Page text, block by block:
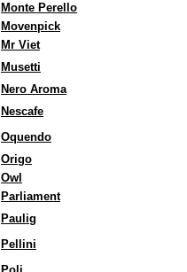
Monte Perello
Movenpick
Mr Viet
Musetti
Nero Aroma
Nescafe
Oquendo
Origo
Owl
Parliament
Paulig
Pellini